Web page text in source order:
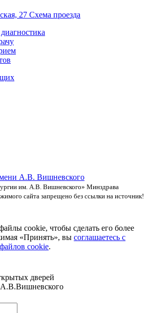
27 Схема проезда
им. А.В. Вишневского» Минздрава
сайта запрещено без ссылки на источник!
cookie, чтобы сделать его более
«Принять», вы соглашаетесь с
cookie.
дверей